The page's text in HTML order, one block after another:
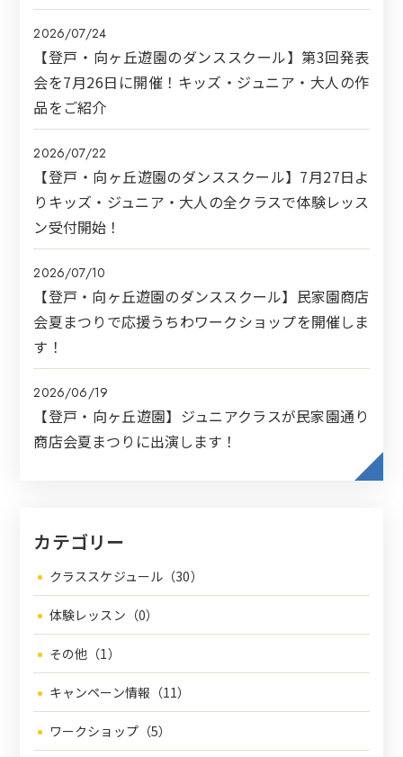
2026/07/24
【登戸・向ヶ丘遊園のダンススクール】第3回発表
会を7月26日に開催！キッズ・ジュニア・大人の作
品をご紹介
2026/07/22
【登戸・向ヶ丘遊園のダンススクール】7月27日よ
りキッズ・ジュニア・大人の全クラスで体験レッス
ン受付開始！
2026/07/10
【登戸・向ヶ丘遊園のダンススクール】民家園商店
会夏まつりで応援うちわワークショップを開催しま
す！
2026/06/19
【登戸・向ヶ丘遊園】ジュニアクラスが民家園通り
商店会夏まつりに出演します！
カテゴリー
クラススケジュール（30）
体験レッスン（0）
その他（1）
キャンペーン情報（11）
ワークショップ（5）